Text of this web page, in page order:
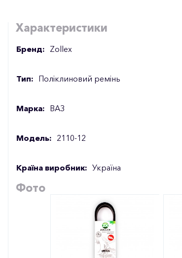
Характеристики
Бренд: Zollex
Тип: Поліклиновий ремінь
Марка: ВАЗ
Модель: 2110-12
Країна виробник: Україна
Фото